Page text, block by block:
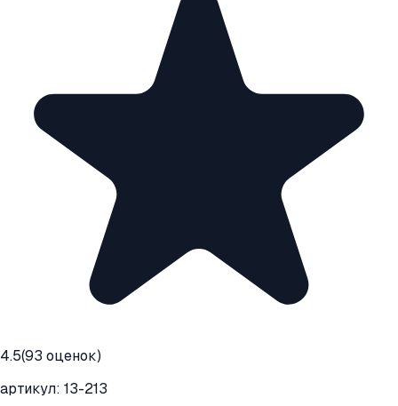
4.5(93 оценок)
артикул: 13-213